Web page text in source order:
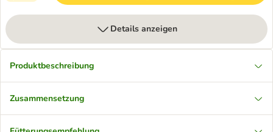
Details anzeigen
Produktbeschreibung
Zusammensetzung